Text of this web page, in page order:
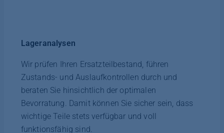
Lageranalysen
Wir prüfen Ihren Ersatzteilbestand, führen
Zustands- und Auslaufkontrollen durch und
beraten Sie hinsichtlich der optimalen
Bevorratung. Damit können Sie sicher sein, dass
wichtige Teile stets verfügbar und voll
funktionsfähig sind.